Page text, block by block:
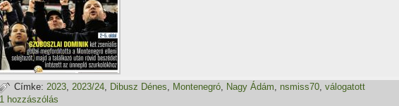
Címke: 2023, 2023/24, Dibusz Dénes, Montenegró, Nagy Ádám, nsmiss70, válogatott
1 hozzászólás